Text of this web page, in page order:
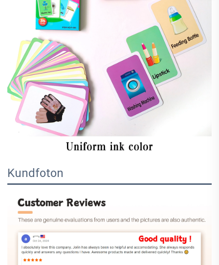
Kundfoton